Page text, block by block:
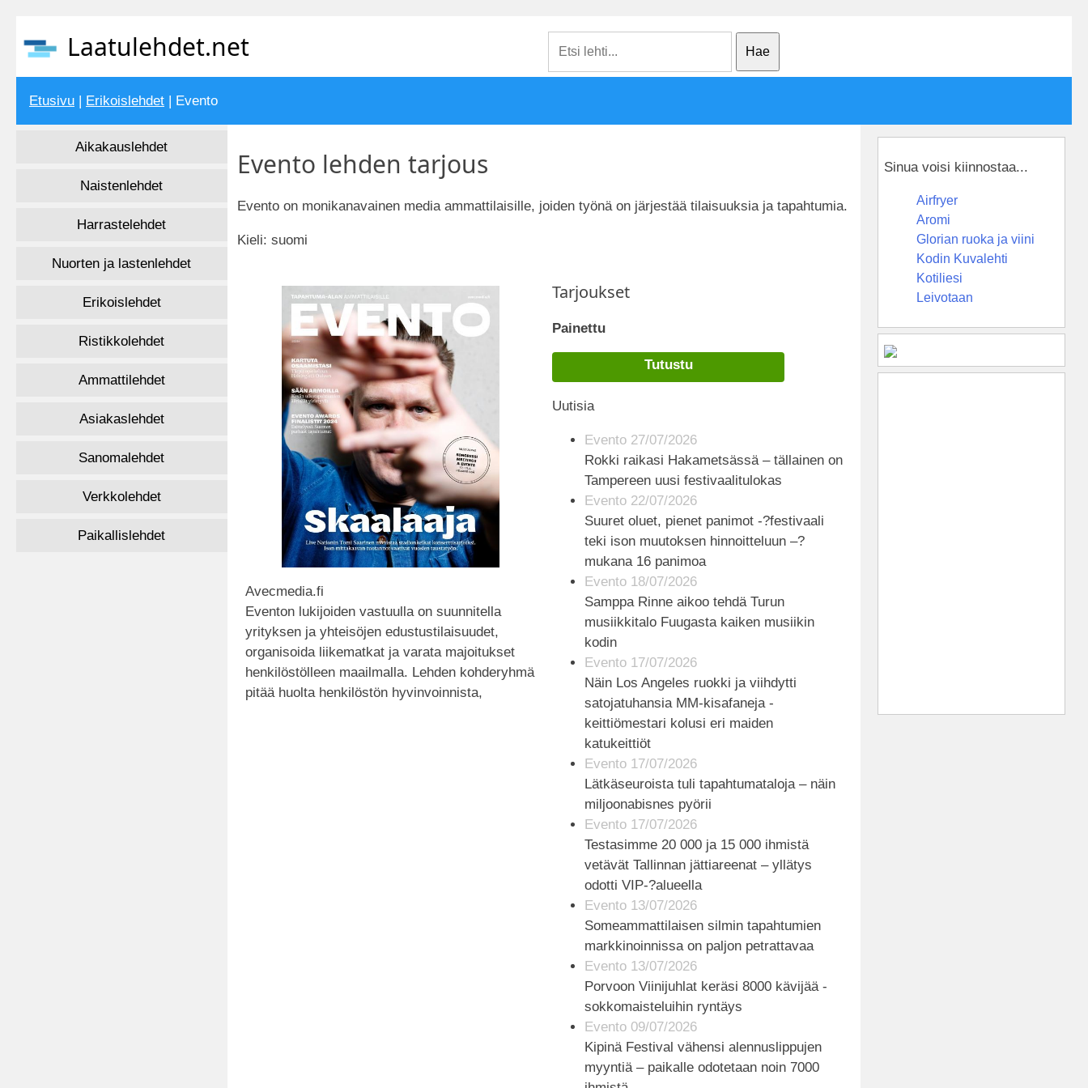
Laatulehdet.net
Etusivu Erikoislehdet | Evento
Aikakauslehdet
Naistenlehdet
Harrastelehdet
Nuorten ja lastenlehdet
Erikoislehdet
Ristikkolehdet
Ammattilehdet
Asiakaslehdet
Sanomalehdet
Verkkolehdet
Paikallislehdet
Evento lehden tarjous
Evento on monikanavainen media ammattilaisille, joiden työnä on järjestää tilaisuuksia ja tapahtumia.
Kieli: suomi
Avecmedia.fi
Eventon lukijoiden vastuulla on suunnitella
yrityksen ja yhteisöjen edustustilaisuudet,
organisoida liikematkat ja varata majoitukset
henkilöstölleen maailmalla. Lehden kohderyhmä
pitää huolta henkilöstön hyvinvoinnista,
Tarjoukset
Painettu
Tutustu
Uutisia
Evento 27/07/2026
Rokki raikasi Hakametsässä – tällainen on
Tampereen uusi festivaalitulokas
Evento 22/07/2026
Suuret oluet, pienet panimot -?festivaali
teki ison muutoksen hinnoitteluun –?
mukana 16 panimoa
Evento 18/07/2026
Samppa Rinne aikoo tehdä Turun
musiikkitalo Fuugasta kaiken musiikin
kodin
Evento 17/07/2026
Näin Los Angeles ruokki ja viihdytti
satojatuhansia MM-kisafaneja -
keittiömestari kolusi eri maiden
katukeittiöt
Evento 17/07/2026
Lätkäseuroista tuli tapahtumataloja – näin
miljoonabisnes pyörii
Evento 17/07/2026
Testasimme 20 000 ja 15 000 ihmistä
vetävät Tallinnan jättiareenat – yllätys
odotti VIP-?alueella
Evento 13/07/2026
Someammattilaisen silmin tapahtumien
markkinoinnissa on paljon petrattavaa
Evento 13/07/2026
Porvoon Viinijuhlat keräsi 8000 kävijää -
sokkomaisteluihin ryntäys
Evento 09/07/2026
Kipinä Festival vähensi alennuslippujen
myyntiä – paikalle odotetaan noin 7000
Sinua voisi kiinnostaa...
Airfryer
Aromi
Glorian ruoka ja viini
Kodin Kuvalehti
Kotiliesi
Leivotaan